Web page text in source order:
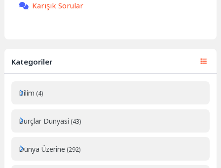
Karışık Sorular
Kategoriler
Bilim (4)
Burçlar Dunyasi (43)
Dünya Üzerine (292)